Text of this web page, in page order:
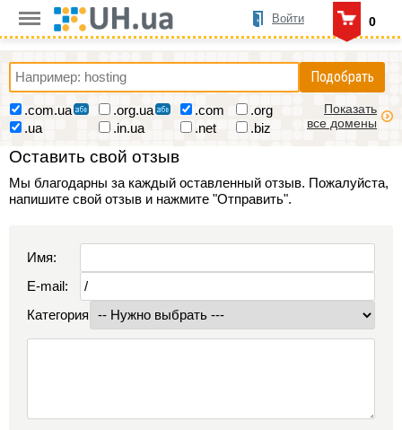
0
Войти
Подобрать
.com.ua .org.ua .com
.org
.ua
.in.ua .net .biz
Показать
все домены
Оставить свой отзыв
Мы благодарны за каждый оставленный отзыв. Пожалуйста,
напишите свой отзыв и нажмите "Отправить".
Имя:
E-mail:
Категория: